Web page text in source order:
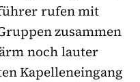
rufen mit
zusammen
noch lauter
Kapelleneingang